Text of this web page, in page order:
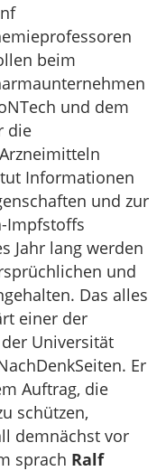
beim
und dem
die
Informationen
und zur
Impfstoffs
Jahr lang werden
und
Das alles
einer der
Universität
Er
Auftrag, die
schützen,
demnächst vor
sprach Ralf